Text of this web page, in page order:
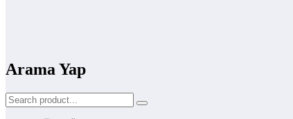
Arama Yap